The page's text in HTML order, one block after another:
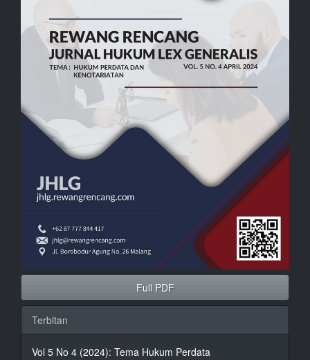
Full PDF
Terbitan
Vol 5 No 4 (2024): Tema Hukum Perdata